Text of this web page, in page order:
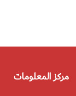
مركز المعلومات